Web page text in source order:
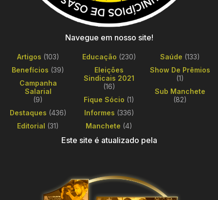
Navegue em nosso site!
Artigos (103)
Benefícios (39)
Campanha
Salarial
(9)
Destaques (436)
Editorial (31)
Educação (230)
Eleições
Sindicais 2021
(16)
Fique Sócio (1)
Informes (336)
Manchete (4)
Saúde (133)
Show De Prêmios
(1)
Sub Manchete
(82)
Este site é atualizado pela